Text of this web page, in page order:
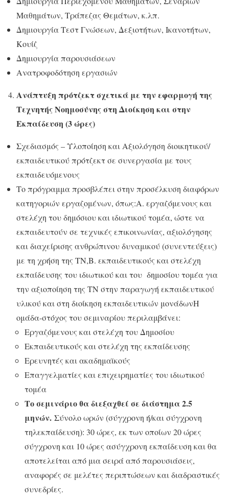
Μαθημάτων, Τράπεζας Θεμάτων, κ.λπ.
Δημιουργία Τεστ Γνώσεων, Δεξιοτήτων, Ικανοτήτων,
Κουίζ
Δημιουργία παρουσιάσεων
Ανατροφοδότηση εργασιών
Ανάπτυξη πρότζεκτ σχετικά με την εφαρμογή της
Τεχνητής Νοημοσύνης στη Διοίκηση και στην
Εκπαίδευση (3 ώρες)
Σχεδιασμός – Υλοποίηση και Αξιολόγηση διοικητικού/
εκπαιδευτικού πρότζεκτ σε συνεργασία με τους
εκπαιδευόμενους
Το πρόγραμμα προσβλέπει στην προσέλκυση διαφόρων
κατηγοριών εργαζομένων, όπως:Α. εργαζόμενους και
στελέχη του δημόσιου και ιδιωτικού τομέα, ώστε να
εκπαιδευτούν σε τεχνικές επικοινωνίας, αξιολόγησης
και διαχείρισης ανθρώπινου δυναμικού (συνεντεύξεις)
με τη χρήση της ΤΝ,Β. εκπαιδευτικούς και στελέχη
εκπαίδευσης του ιδιωτικού και του δημοσίου τομέα για
την αξιοποίηση της ΤΝ στην παραγωγή εκπαιδευτικού
υλικού και στη διοίκηση εκπαιδευτικών μονάδωνΗ
ομάδα-στόχος του σεμιναρίου περιλαμβάνει:
Εργαζόμενους και στελέχη του Δημοσίου
Εκπαιδευτικούς και στελέχη της εκπαίδευσης
Ερευνητές και ακαδημαϊκούς
Επαγγελματίες και επιχειρηματίες του ιδιωτικού
τομέα
Το σεμινάριο θα διεξαχθεί σε διάστημα 2.5
μηνών. Σύνολο ωρών (σύγχρονη ή/και σύγχρονη
τηλεκπαίδευση): 30 ώρες, εκ των οποίων 20 ώρες
σύγχρονη και 10 ώρες ασύγχρονη εκπαίδευση και θα
αποτελείται από μια σειρά από παρουσιάσεις,
αναφορές σε μελέτες περιπτώσεων και διαδραστικές
συνεδρίες.